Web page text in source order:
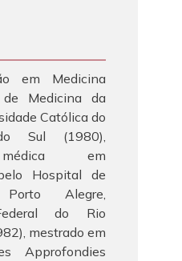
em Medicina
de Medicina da
Católica do
Sul (1980),
em
Hospital de
Alegre,
do Rio
mestrado em
Approfondies